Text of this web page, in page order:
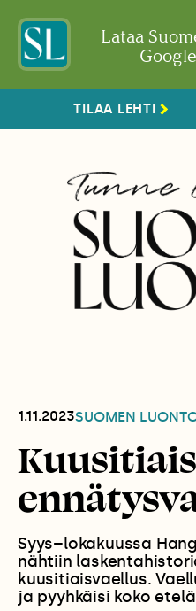
Lataa
TILAA LEHTI
1.11.2023SUOMEN
Syys–lokakuussa
nähtiin
kuusitiaisvaellus.
ja pyyhkäisi koko